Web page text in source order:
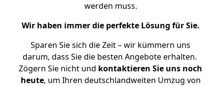
werden muss.
Wir haben immer die perfekte Lösung für Sie.
Sparen Sie sich die Zeit – wir kümmern uns
darum, dass Sie die besten Angebote erhalten.
Zögern Sie nicht und kontaktieren Sie uns noch
heute, um Ihren deutschlandweiten Umzug von